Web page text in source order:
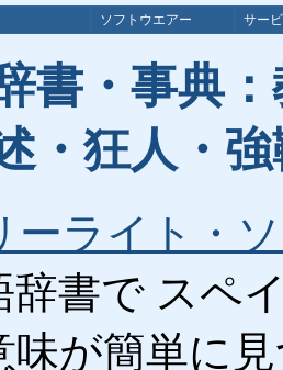
ソフトウエアー サー
書・事典
・狂人・
ーライト・
辞書で スペ
味が簡単に